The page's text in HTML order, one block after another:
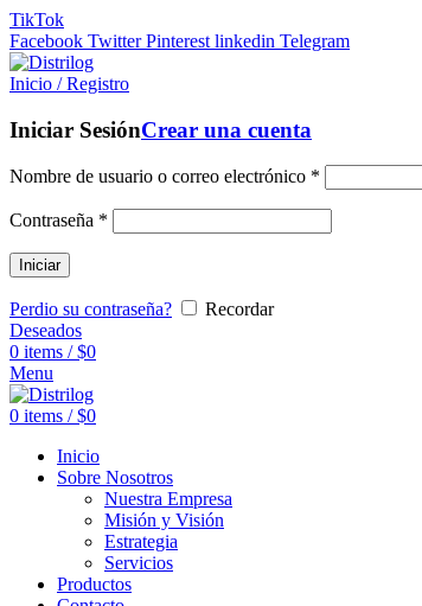
TikTok
Facebook Twitter Pinterest linkedin Telegram
Inicio / Registro
Iniciar SesiónCrear una cuenta
Nombre de usuario o correo electrónico *
Contraseña *
Iniciar
Perdio su contraseña?
Recordar
Deseados
0 items / $0
Menu
0 items / $0
Inicio
Sobre Nosotros
Nuestra Empresa
Misión y Visión
Estrategia
Servicios
Productos